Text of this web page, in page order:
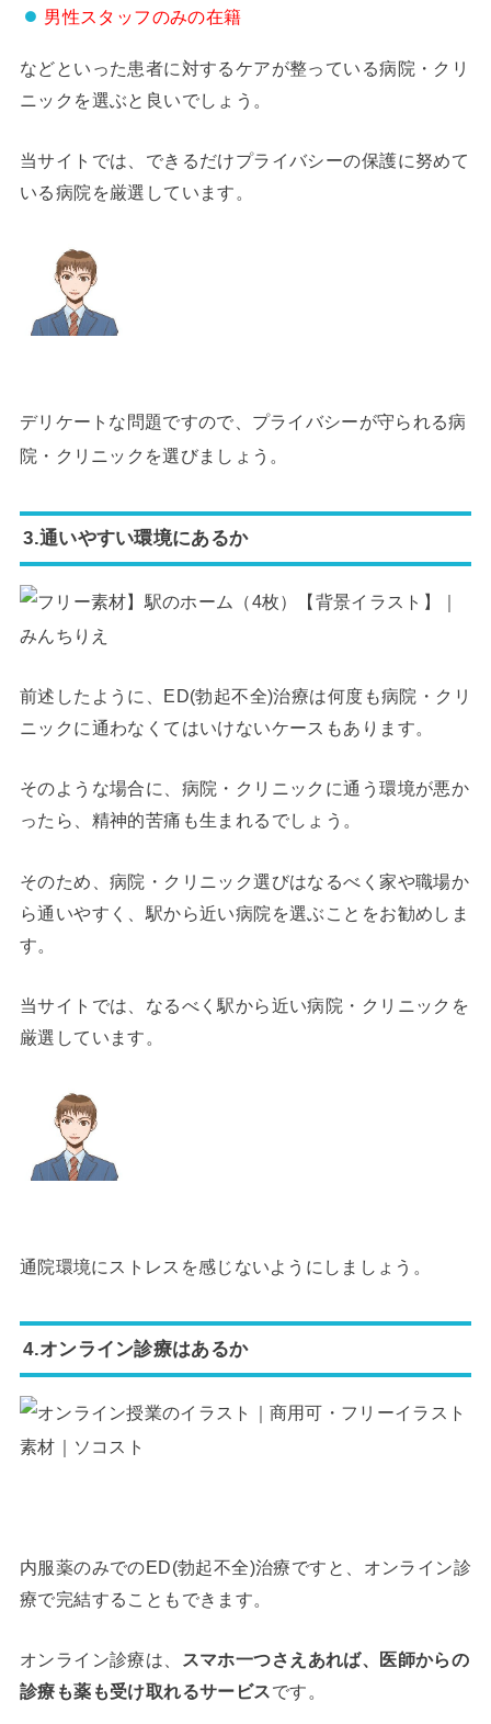
男性スタッフのみの在籍
などといった患者に対するケアが整っている病院・クリ
ニックを選ぶと良いでしょう。
当サイトでは、できるだけプライバシーの保護に努めて
いる病院を厳選しています。
デリケートな問題ですので、プライバシーが守られる病
院・クリニックを選びましょう。
3.通いやすい環境にあるか
前述したように、ED(勃起不全)治療は何度も病院・クリ
ニックに通わなくてはいけないケースもあります。
そのような場合に、病院・クリニックに通う環境が悪か
ったら、精神的苦痛も生まれるでしょう。
そのため、病院・クリニック選びはなるべく家や職場か
ら通いやすく、駅から近い病院を選ぶことをお勧めしま
す。
当サイトでは、なるべく駅から近い病院・クリニックを
厳選しています。
通院環境にストレスを感じないようにしましょう。
4.オンライン診療はあるか
内服薬のみでのED(勃起不全)治療ですと、オンライン診
療で完結することもできます。
オンライン診療は、
スマホ一つさえあれば、医師からの
診療も薬も受け取れるサービスです。